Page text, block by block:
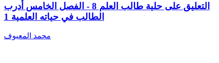
التعليق على حلية طالب العلم 8 - الفصل الخامس أدرب
الطالب في حياته العلمية 1
محمد المعيوف